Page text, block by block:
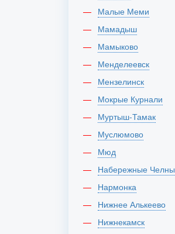
Малые Меми
Мамадыш
Мамыково
Менделеевск
Мензелинск
Мокрые Курнали
Муртыш-Тамак
Муслюмово
Мюд
Набережные Челны
Нармонка
Нижнее Алькеево
Нижнекамск